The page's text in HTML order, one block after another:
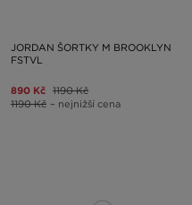
JORDAN ŠORTKY M BROOKLYN
FSTVL
890 Kč 1190 Kč
1190 Kč – nejnižší cena